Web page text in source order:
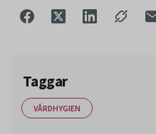
Taggar
VÅRDHYGIEN